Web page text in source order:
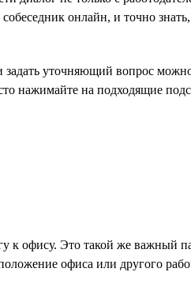
онлайн, и точно
уточняющий вопрос
нажимайте на подходящие
офису. Это такой же важный
офиса или другого